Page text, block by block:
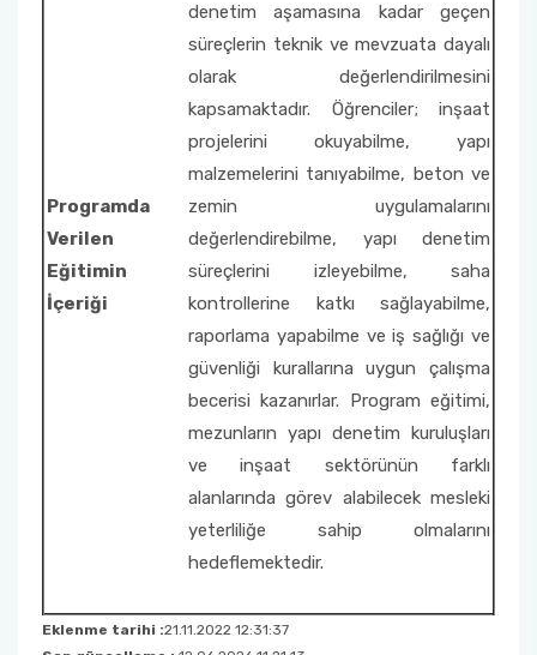
Programda
Verilen
Eğitimin
İçeriği
denetim aşamasına kadar geçen
süreçlerin teknik ve mevzuata dayalı
olarak değerlendirilmesini
kapsamaktadır. Öğrenciler; inşaat
projelerini okuyabilme, yapı
malzemelerini tanıyabilme, beton ve
zemin uygulamalarını
değerlendirebilme, yapı denetim
süreçlerini izleyebilme, saha
kontrollerine katkı sağlayabilme,
raporlama yapabilme ve iş sağlığı ve
güvenliği kurallarına uygun çalışma
becerisi kazanırlar. Program eğitimi,
mezunların yapı denetim kuruluşları
ve inşaat sektörünün farklı
alanlarında görev alabilecek mesleki
yeterliliğe sahip olmalarını
hedeflemektedir.
Eklenme tarihi :21.11.2022 12:31:37